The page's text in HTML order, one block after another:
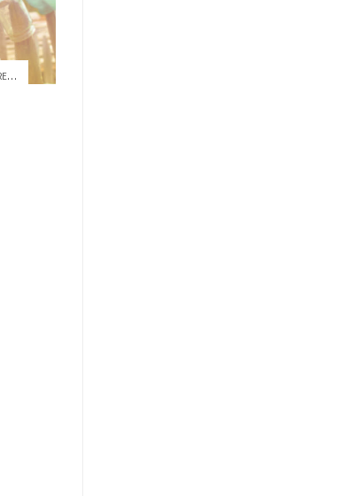
UNA MANERA DISTINTA PARA IMPULSAR EL RECICLAJE EN QUITO